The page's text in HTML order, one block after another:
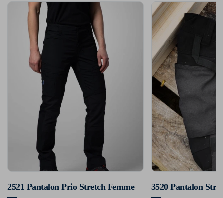
2521 Pantalon Prio Stretch Femme 3520 Pantalon